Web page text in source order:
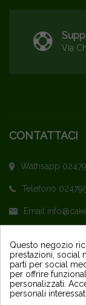
Via
CONTATTACI
Wathsapp
Telefono
Email
dalle ore 9,30
Questo negozio
prestazioni, social
parti per social
per offrire
personalizzati.
personali